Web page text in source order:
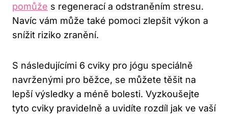
pomůže s regenerací a odstraněním stresu.
Navíc vám může také pomoci zlepšit výkon a
snížit riziko zranění.
S následujícími 6 cviky pro jógu speciálně
navrženými pro běžce, se můžete těšit na
lepší výsledky a méně bolesti. Vyzkoušejte
tyto cviky pravidelně a uvidíte rozdíl jak ve vaší